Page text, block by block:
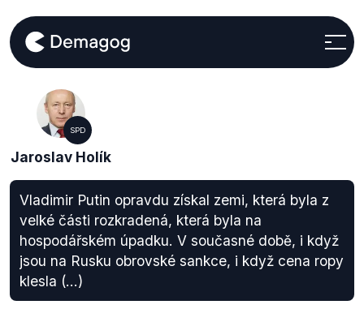
SPD
Jaroslav Holík
Vladimir Putin opravdu získal zemi, která byla z
velké části rozkradená, která byla na
hospodářském úpadku. V současné době, i když
jsou na Rusku obrovské sankce, i když cena ropy
klesla (...)